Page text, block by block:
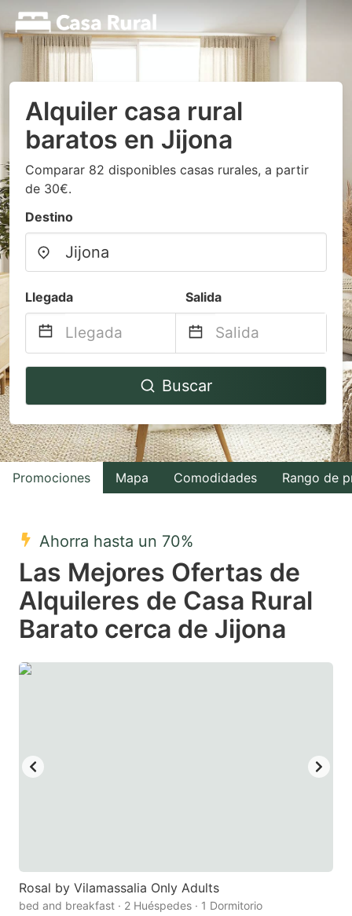
Alquiler casa rural
baratos en Jijona
Comparar 82 disponibles casas rurales, a partir
de 30€.
Destino
Llegada Salida
Navigate
to
interact
with
the
select
a
date.
Press
changing
dates.
Navigate
to
interact
with
the
a
date.
Press
the
changing
dates.
Buscar
Promociones Mapa Comodidades Rango de
Ahorra hasta un 70%
Las Mejores Ofertas de
Alquileres de Casa Rural
Barato cerca de Jijona
Rosal by Vilamassalia Only Adults
bed and breakfast · 2 Huéspedes · 1 Dormitorio